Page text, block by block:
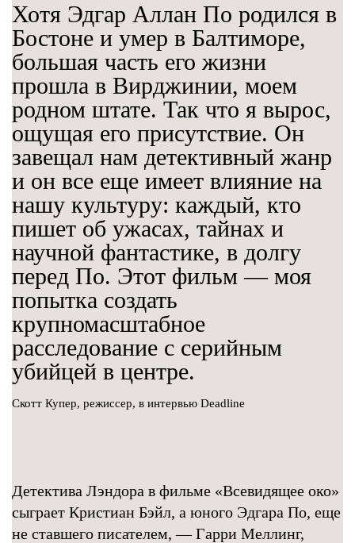
Хотя Эдгар Аллан По родился в
Бостоне и умер в Балтиморе,
большая часть его жизни
прошла в Вирджинии, моем
родном штате. Так что я вырос,
ощущая его присутствие. Он
завещал нам детективный жанр
и он все еще имеет влияние на
нашу культуру: каждый, кто
пишет об ужасах, тайнах и
научной фантастике, в долгу
перед По. Этот фильм — моя
попытка создать
крупномасштабное
расследование с серийным
убийцей в центре.
Скотт Купер, режиссер, в интервью Deadline
Детектива Лэндора в фильме «Всевидящее око»
сыграет Кристиан Бэйл, а юного Эдгара По, еще
не ставшего писателем, — Гарри Меллинг,